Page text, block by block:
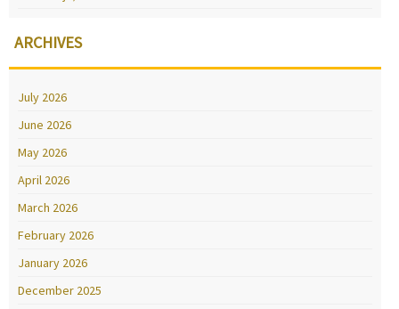
ARCHIVES
July 2026
June 2026
May 2026
April 2026
March 2026
February 2026
January 2026
December 2025